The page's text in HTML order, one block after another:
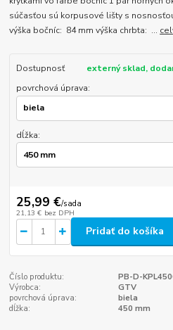
súčasťou sú korpusové lišty s
výška bočníc: 84 mm výška chrbta: ...
Dostupnosť
externý sklad,
povrchová úprava:
dĺžka:
25,99 €/sada
21,13 € bez DPH
Pridať do košíka
Číslo produktu:
PB-D-
Výrobca:
GTV
povrchová úprava:
biela
dĺžka:
450 mm